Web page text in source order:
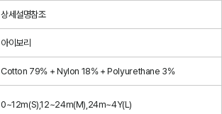
상세설명참조
아이보리
Cotton 79% + Nylon 18% + Polyurethane 3%
0~12m(S),12~24m(M),24m~4Y(L)